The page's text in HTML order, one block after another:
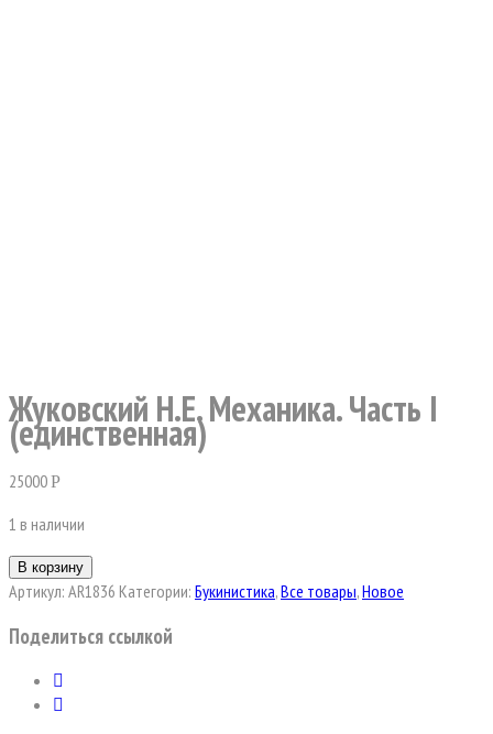
Жуковский Н.Е. Механика. Часть I
(единственная)
25000Р
1 в наличии
В корзину
Артикул: AR1836 Категории: Букинистика,Все товары,Новое
Поделиться ссылкой